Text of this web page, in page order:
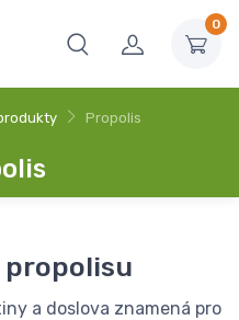
0
Propolis
propolisu
a doslova znamená pro